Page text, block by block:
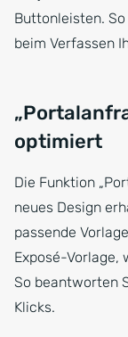
Buttonleisten.
beim Verfassen
optimiert
Die Funktion
neues Design
passende
Exposé-
So beantworten
Klicks.